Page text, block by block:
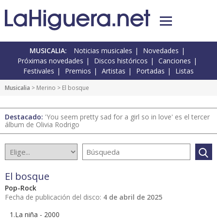
MUSICALIA: Noticias musicales
Novedades
Próximas novedades
Discos históricos
Canciones
Festivales
Premios Artistas Portadas Listas
Musicalia > Merino > El bosque
Destacado: 'You seem pretty sad for a girl so in love' es el tercer
álbum de Olivia Rodrigo
El bosque
Pop-Rock
Fecha de publicación del disco: 4 de abril de 2025
1.La niña - 2000